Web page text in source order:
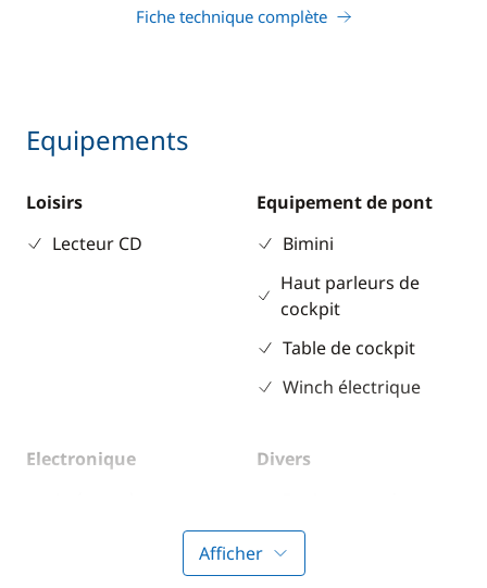
Fiche technique complète
Equipements
Loisirs
Lecteur CD
Equipement de pont
Bimini
Haut parleurs de
cockpit
Table de cockpit
Winch électrique
Electronique
Lecteur de cartes
Divers
sécurité
Afficher